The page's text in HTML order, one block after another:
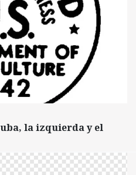
la izquierda y el